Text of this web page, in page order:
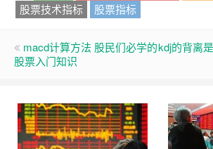
股票技术指标
股票指标
macd计算方法 股民们必学的
股票入门知识
kdj的背离